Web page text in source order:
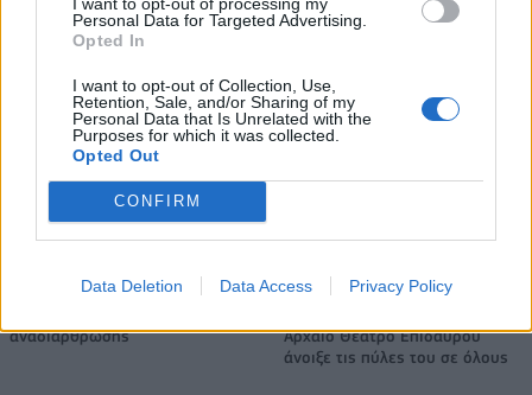
Personal Data for Targeted Advertising.
Opted In
I want to opt-out of Collection, Use,
Retention, Sale, and/or Sharing of my
Personal Data that Is Unrelated with the
Purposes for which it was collected.
Opted Out
CONFIRM
Data Deletion Data Access Privacy Policy
στα καθαρά κέρδη του α΄
εξαμήνου – Στα 524,4 εκατ.
στα καθαρά κέρδη του α΄
εξαμήνου, στα 138 εκατ. ευρώ
Η συμφωνία Arval-Athlon αναδιαμορφώνει την αγορά leasing
αναδιάρθρωσης
Αρχαίο Θέατρο Επιδαύρου
άνοιξε τις πύλες του σε όλους